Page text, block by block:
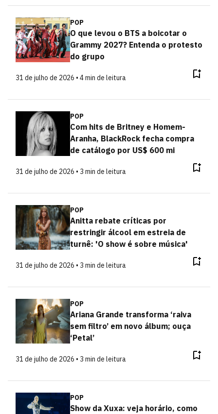
POP
O que levou o BTS a boicotar o
Grammy 2027? Entenda o protesto
do grupo
31 de julho de 2026 • 4 min de leitura
POP
Com hits de Britney e Homem-
Aranha, BlackRock fecha compra
de catálogo por US$ 600 mi
31 de julho de 2026 • 3 min de leitura
POP
Anitta rebate críticas por
restringir álcool em estreia de
turnê: 'O show é sobre música'
31 de julho de 2026 • 3 min de leitura
POP
Ariana Grande transforma ‘raiva
sem filtro’ em novo álbum; ouça
‘Petal’
31 de julho de 2026 • 3 min de leitura
POP
Show da Xuxa: veja horário, como